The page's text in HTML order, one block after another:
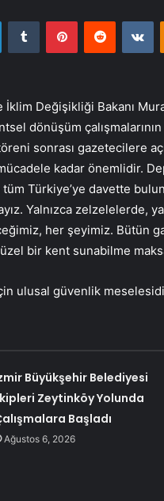
LinkedInTumblr PinterestReddit
Değişikliği Bakanı
dönüşüm
sonrası gazetecilere
kadar önemlidir.
Türkiye’ye davette
Yalnızca zelzelelerde,
her şeyimiz. Bütün
bir kent sunabilme
ulusal güvenlik
Büyükşehir Belediyesi
Zeytinköy Yolunda
Başladı
Ağustos 6, 2026